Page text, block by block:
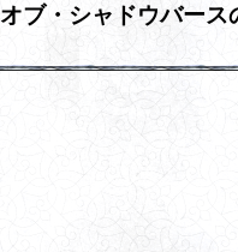
ブ・シャドウバース